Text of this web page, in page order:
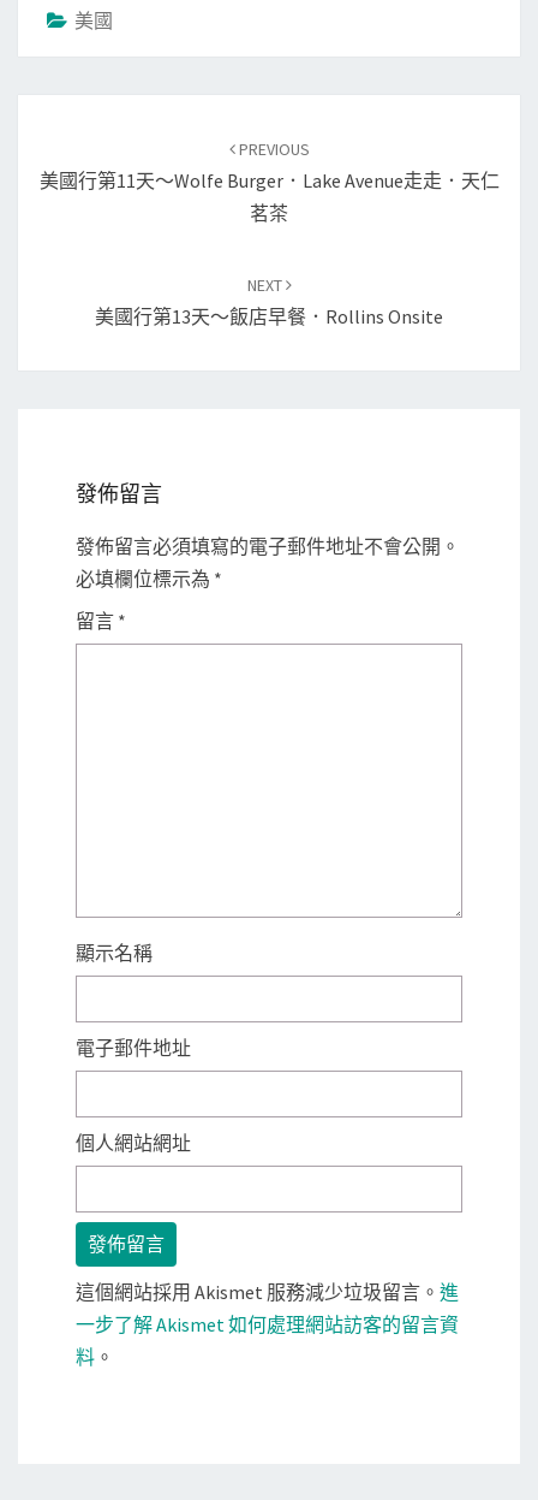
美國
navigation
PREVIOUS
美國行第11天～Wolfe Burger．Lake Avenue走走．天仁
茗茶
NEXT
美國行第13天～飯店早餐．Rollins Onsite
發佈留言
發佈留言必須填寫的電子郵件地址不會公開。
必填欄位標示為 *
留言 *
顯示名稱
電子郵件地址
個人網站網址
這個網站採用 Akismet 服務減少垃圾留言。 進
一步了解 Akismet 如何處理網站訪客的留言資
料 。